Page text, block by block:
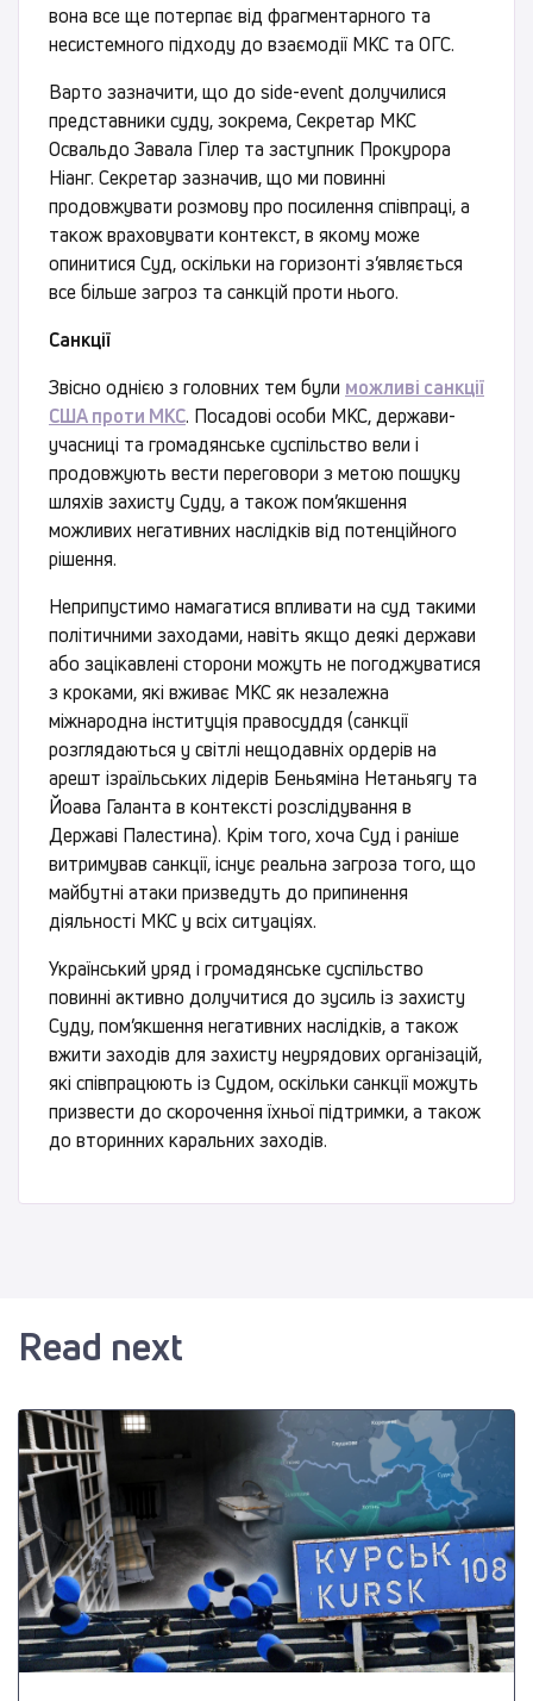
вона все ще потерпає від фрагментарного та
несистемного підходу до взаємодії МКС та ОГС.
Варто зазначити, що до side-event долучилися
представники суду, зокрема, Секретар МКС
Освальдо Завала Гілер та заступник Прокурора
Ніанг. Секретар зазначив, що ми повинні
продовжувати розмову про посилення співпраці, а
також враховувати контекст, в якому може
опинитися Суд, оскільки на горизонті з’являється
все більше загроз та санкцій проти нього.
Санкції
Звісно однією з головних тем були можливі санкції
США проти МКС. Посадові особи МКС, держави-
учасниці та громадянське суспільство вели і
продовжують вести переговори з метою пошуку
шляхів захисту Суду, а також пом’якшення
можливих негативних наслідків від потенційного
рішення.
Неприпустимо намагатися впливати на суд такими
політичними заходами, навіть якщо деякі держави
або зацікавлені сторони можуть не погоджуватися
з кроками, які вживає МКС як незалежна
міжнародна інституція правосуддя (санкції
розглядаються у світлі нещодавніх ордерів на
арешт ізраїльських лідерів Беньяміна Нетаньягу та
Йоава Галанта в контексті розслідування в
Державі Палестина). Крім того, хоча Суд і раніше
витримував санкції, існує реальна загроза того, що
майбутні атаки призведуть до припинення
діяльності МКС у всіх ситуаціях.
Український уряд і громадянське суспільство
повинні активно долучитися до зусиль із захисту
Суду, пом’якшення негативних наслідків, а також
вжити заходів для захисту неурядових організацій,
які співпрацюють із Судом, оскільки санкції можуть
призвести до скорочення їхньої підтримки, а також
до вторинних каральних заходів.
Read next